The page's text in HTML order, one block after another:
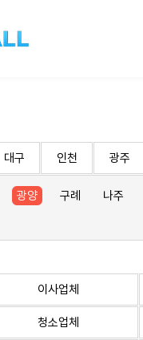
대구 인천 광주
광양 구례 나주
이사업체
청소업체